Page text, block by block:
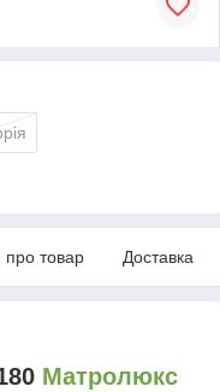
про товар Доставка
Матролюкс